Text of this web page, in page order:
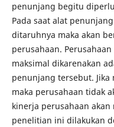
penunjang begitu
Pada saat alat
ditaruhnya maka akan
perusahaan.
maksimal dikarenakan
penunjang tersebut.
maka perusahaan tidak
kinerja perusahaan
penelitian ini dilakukan